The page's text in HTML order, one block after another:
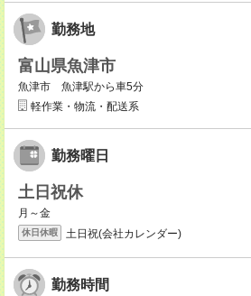
勤務地
富山県魚津市
魚津市 魚津駅から車5分
軽作業・物流・配送系
勤務曜日
土日祝休
月～金
休日休暇 土日祝(会社カレンダー)
勤務時間